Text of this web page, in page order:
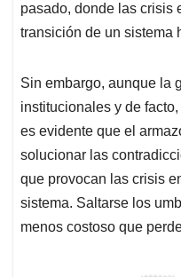
pasado, donde las crisis
transición de un sistema
Sin embargo, aunque la
institucionales y de
es evidente que el
solucionar las
que provocan las crisis
sistema. Saltarse los
menos costoso que